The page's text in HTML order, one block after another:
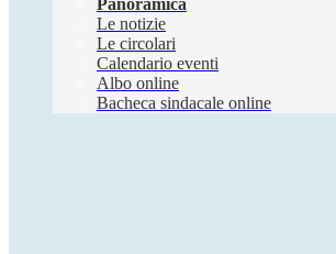
Panoramica
Le notizie
Le circolari
Calendario eventi
Albo online
Bacheca sindacale online